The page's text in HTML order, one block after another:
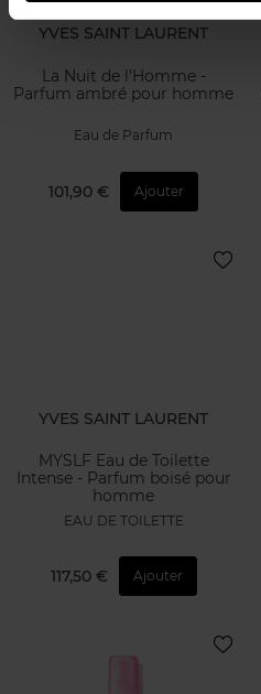
YVES SAINT LAURENT
La Nuit de l'Homme -
Parfum ambré pour homme
Eau de Parfum
101,90 € Ajouter
YVES SAINT LAURENT
MYSLF Eau de Toilette
Intense - Parfum boisé pour
homme
EAU DE TOILETTE
117,50 € Ajouter